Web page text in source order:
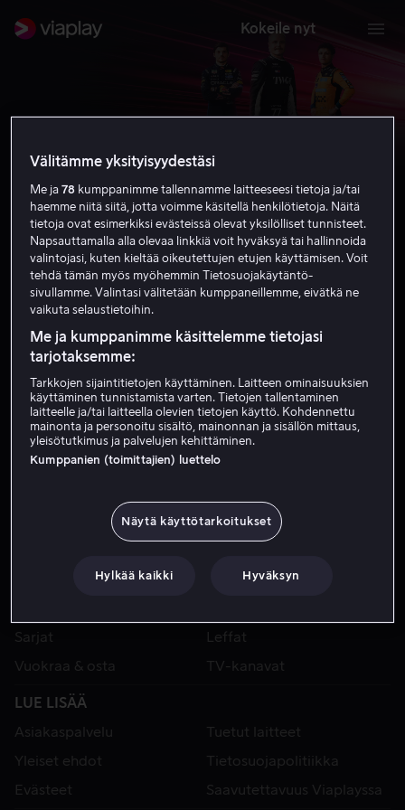
Kokeile nyt
Formula 1
Tilaa nyt
Sarjat
Leffat
Vuokraa & osta
TV-kanavat
LUE LISÄÄ
Asiakaspalvelu
Tuetut laitteet
Yleiset ehdot
Tietosuojapolitiikka
Evästeet
Saavutettavuus Viaplayssa
Välitämme yksityisyydestäsi
Me ja78 kumppanimme tallennamme laitteeseesi tietoja ja/tai
haemme niitä siitä, jotta voimme käsitellä henkilötietoja. Näitä
tietoja ovat esimerkiksi evästeissä olevat yksilölliset tunnisteet.
Napsauttamalla alla olevaa linkkiä voit hyväksyä tai hallinnoida
valintojasi, kuten kieltää oikeutettujen etujen käyttämisen. Voit
tehdä tämän myös myöhemmin Tietosuojakäytäntö-
sivullamme. Valintasi välitetään kumppaneillemme, eivätkä ne
vaikuta selaustietoihin.
Me ja kumppanimme käsittelemme tietojasi
tarjotaksemme:
Tarkkojen sijaintitietojen käyttäminen. Laitteen ominaisuuksien
käyttäminen tunnistamista varten. Tietojen tallentaminen
laitteelle ja/tai laitteella olevien tietojen käyttö. Kohdennettu
mainonta ja personoitu sisältö, mainonnan ja sisällön mittaus,
yleisötutkimus ja palvelujen kehittäminen.
Kumppanien (toimittajien) luettelo
Näytä käyttötarkoitukset
Hylkää kaikki Hyväksyn